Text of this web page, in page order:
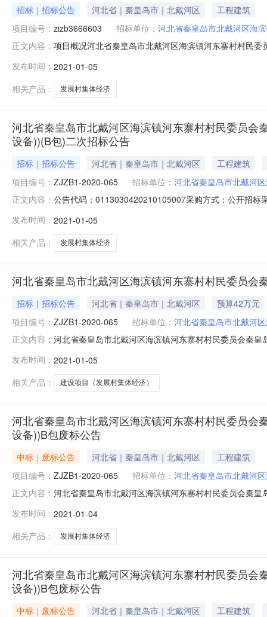
招标｜招标公告 河北省｜秦皇岛市｜北戴河区
工程建筑
项目编号： zjzb3666603 招标单位： 河北省秦皇岛市北戴河区海
正文内容： 项目概况河北省秦皇岛市北戴河区海滨镇河东寨村村民
前递交投标文件。河北省秦皇岛市北戴河区海滨镇河东
（B包）二次招
发布时间： 2021-01-05
相关产品：
发展村集体经济
河北省秦皇岛市北戴河区海滨镇河东寨村村民委员
设备))(B包)二次招标公告
招标｜招标公告 河北省｜秦皇岛市｜北戴河区
工程建筑
项目编号： ZJZB1-2020-065 招标单位： 河北省秦皇岛市北戴河
正文内容： 公告代码：0113030420210105007采购方式：公开招标
滨镇河东寨村村民委员会秦皇岛市2020年农村综合改革
发布时间： 2021-01-05
相关产品：
发展村集体经济
河北省秦皇岛市北戴河区海滨镇河东寨村村民委员
招标｜招标公告 河北省｜秦皇岛市｜北戴河区
预算42万元
项目编号： ZJZB1-2020-065 招标单位： 河北省秦皇岛市北戴河
正文内容： 河北省秦皇岛市北戴河区海滨镇河东寨村村民委员会秦
会行政区域北戴河区公告时间2021年01月05日15:40获
发布时间： 2021-01-05
相关产品：
建设项目（发展村集体经济）
河北省秦皇岛市北戴河区海滨镇河东寨村村民委员
设备))B包废标公告
中标｜废标公告 河北省｜秦皇岛市｜北戴河区
工程建筑
项目编号： ZJZB1-2020-065 招标单位： 河北省秦皇岛市北戴河
正文内容： 河北省秦皇岛市北戴河区海滨镇河东寨村村民委员会秦
所属行业：;洗衣机;采购项目编号：ZJZB1-2020-065采
河区
发布时间： 2021-01-04
相关产品：
发展村集体经济
河北省秦皇岛市北戴河区海滨镇河东寨村村民委员
设备))B包废标公告
中标｜废标公告 河北省｜秦皇岛市｜北戴河区
工程建筑